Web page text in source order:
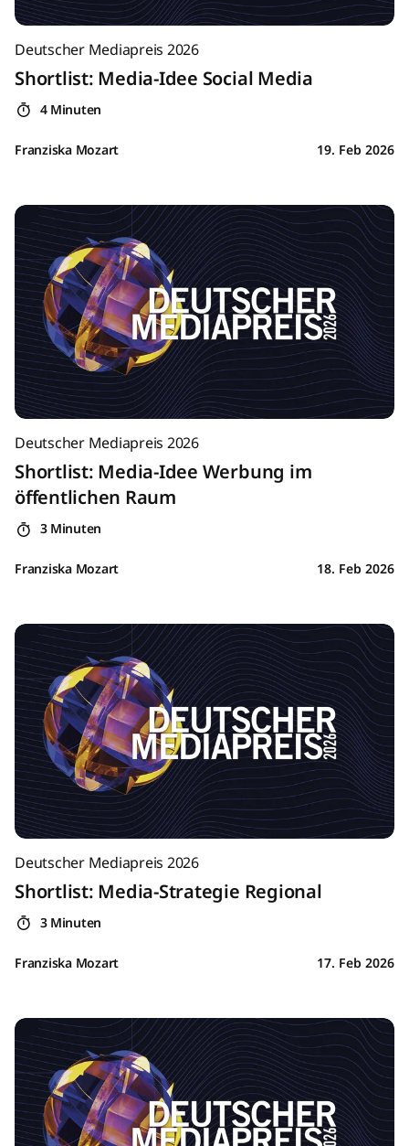
Deutscher Mediapreis 2026
Shortlist: Media-Idee Social Media
4 Minuten
Franziska Mozart 19. Feb 2026
Deutscher Mediapreis 2026
Shortlist: Media-Idee Werbung im
öffentlichen Raum
3 Minuten
Franziska Mozart 18. Feb 2026
Deutscher Mediapreis 2026
Shortlist: Media-Strategie Regional
3 Minuten
Franziska Mozart 17. Feb 2026